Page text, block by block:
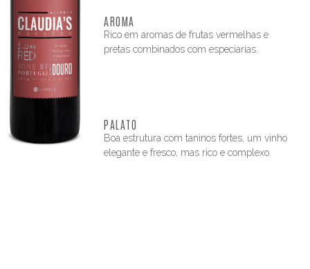
AROMA
Rico em aromas de frutas vermelhas e
pretas combinados com especiarias.
PALATO
Boa estrutura com taninos fortes, um vinho
elegante e fresco, mas rico e complexo.